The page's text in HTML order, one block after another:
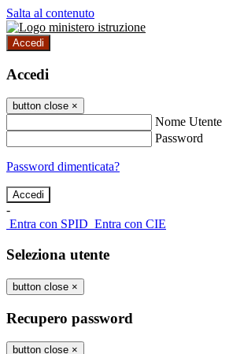
Salta al contenuto
Accedi
Accedi
button close ×
Nome Utente
Password
Password dimenticata?
-
Entra con SPID Entra con CIE
Seleziona utente
button close ×
Recupero password
button close ×